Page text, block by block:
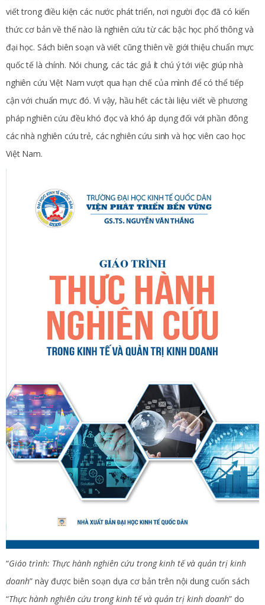
viết trong điều kiện các nước phát triển, nơi người đọc đã có kiến
thức cơ bản về thế nào là nghiên cứu từ các bậc học phổ thông và
đại học. Sách biên soạn và viết cũng thiên về giới thiệu chuẩn mực
quốc tế là chính. Nói chung, các tác giả ít chú ý tới việc giúp nhà
nghiên cứu Việt Nam vượt qua hạn chế của mình để có thể tiếp
cận với chuẩn mực đó. Vì vậy, hầu hết các tài liệu viết về phương
pháp nghiên cứu đều khó đọc và khó áp dụng đối với phần đông
các nhà nghiên cứu trẻ, các nghiên cứu sinh và học viên cao học
Việt Nam.
“Giáo trình: Thực hành nghiên cứu trong kinh tế và quản trị kinh
doanh” này được biên soạn dựa cơ bản trên nội dung cuốn sách
“Thực hành nghiên cứu trong kinh tế và quản trị kinh doanh” do